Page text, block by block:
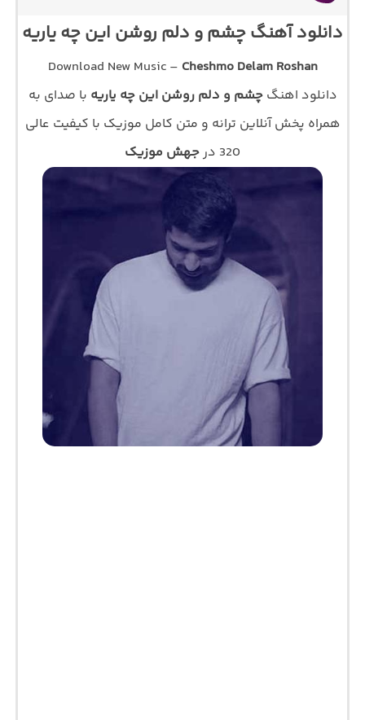
دانلود آهنگ چشم و دلم روشن این چه یاریه
Download New Music – Cheshmo Delam Roshan
دانلود اهنگچشم و دلم روشن این چه یاریه با صدای به
همراه پخش آنلاین ترانه و متن کامل موزیک با کیفیت عالی
320 در
جهش موزیک